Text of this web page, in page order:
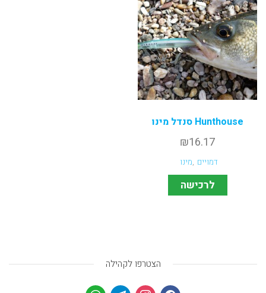
Hunthouse סנדל מינו
₪16.17
דמויים ,מינו
לרכישה
הצטרפו לקהילה